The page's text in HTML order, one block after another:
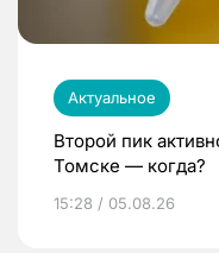
Актуальное
Второй пик
Томске — когда?
15:28 / 05.08.26